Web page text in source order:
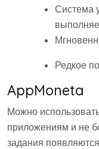
Система
Редкое
AppMoneta
Можно
приложениям и не
задания